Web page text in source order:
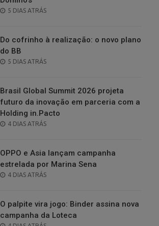
POSTED
5 DIAS ATRÁS
Do cofrinho à realização: o novo plano
do BB
POSTED
5 DIAS ATRÁS
Brasil Global Summit 2026 projeta
futuro da inovação em parceria com a
Holding in.Pacto
POSTED
4 DIAS ATRÁS
OPPO e Asia lançam campanha
estrelada por Marina Sena
POSTED
4 DIAS ATRÁS
O palpite vira jogo: Binder assina nova
campanha da Loteca